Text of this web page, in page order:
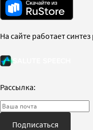
На сайте работает синтез
Рассылка:
Подписаться